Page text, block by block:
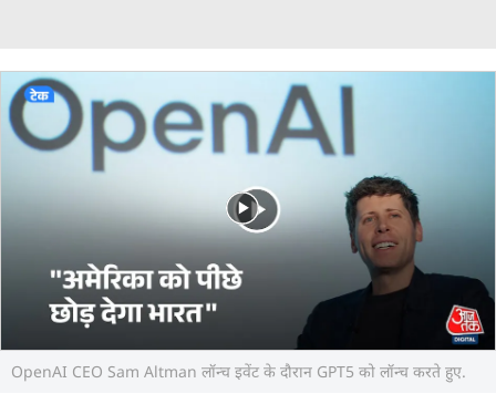
OpenAI CEO Sam Altman लॉन्च इवेंट के दौरान GPT5 को लॉन्च करते हुए.